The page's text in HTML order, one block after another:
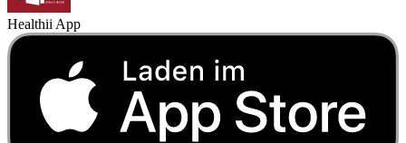
Healthii App